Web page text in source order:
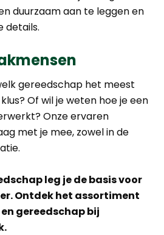
duurzaam aan te leggen en
details.
gereedschap het meest
Of wil je weten hoe je een
Onze ervaren
met je mee, zowel in de
leg je de basis voor
Ontdek het assortiment
gereedschap bij